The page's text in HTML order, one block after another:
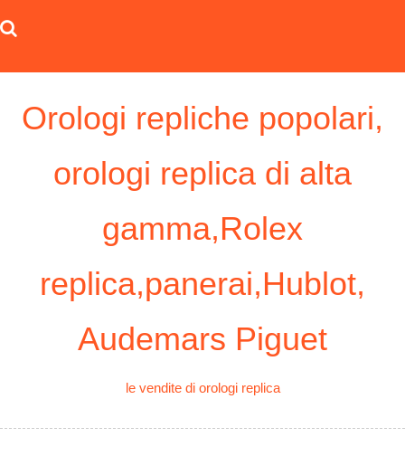
to
Orologi repliche popolari,
orologi replica di alta
gamma,Rolex
replica,panerai,Hublot,
Audemars Piguet
le vendite di orologi replica